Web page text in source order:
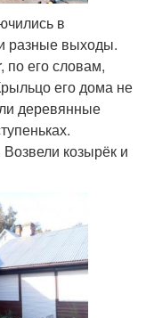
в
разные выходы.
по его словам,
его дома не
деревянные
козырёк и